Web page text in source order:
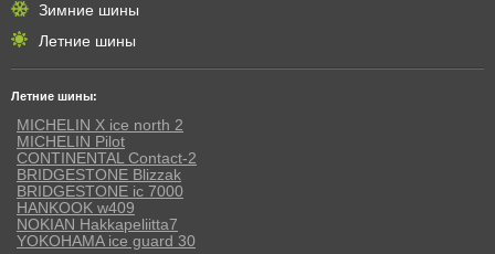
Зимние шины
Летние шины
Летние шины:
MICHELIN X ice north 2
MICHELIN Pilot
CONTINENTAL Contact-2
BRIDGESTONE Blizzak
BRIDGESTONE ic 7000
HANKOOK w409
NOKIAN Hakkapeliitta7
YOKOHAMA ice guard 30